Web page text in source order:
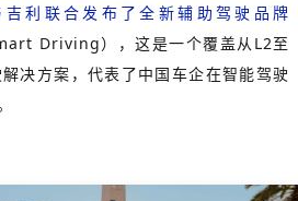
吉利联合发布了全新辅助驾驶品牌
Driving），这是一个覆盖从L2至
决方案，代表了中国车企在智能驾驶